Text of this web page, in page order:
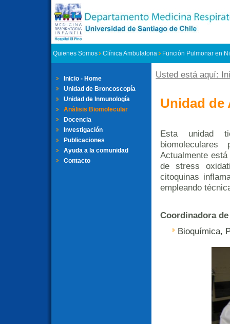
Quienes Somos Clínica Ambulatoria Función Pulmonar en
Inicio - Home
Unidad de Broncoscopía
Unidad de Inmunología
Análisis Biomolecular
Docencia
Investigación
Publicaciones
Ayuda a la comunidad
Contacto
Se
Usted está aquí:
Unidad de
Esta unidad
Actualmente
de stress
citoquinas
empleando
Coordinadora
Bioquímica,